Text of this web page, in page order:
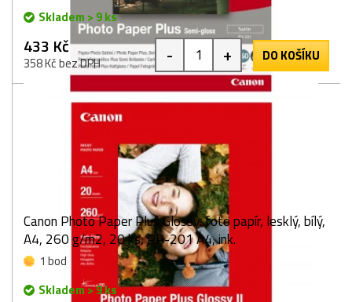
Skladem > 9 ks
433 Kč
358 Kč bez DPH - + DO KOŠÍKU
Canon Photo Paper Plus Glossy, foto papír, lesklý, bílý,
A4, 260 g/m2, 20 ks, PP-201 A4, ink.
1 bod
Skladem > 9 ks